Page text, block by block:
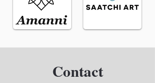
Contact